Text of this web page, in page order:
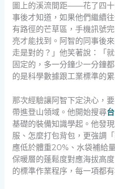
圖上的溪流間距——花了四十
事後才知道，如果他們繼續
有路徑的芒草區，手機訊號
亮才能找到。阿智的同事後
走是對的？」他笑著說：「
固定的，多一分鐘少一分鐘
的是科學數據跟工業標準的累
那次經驗讓阿智下定決心，
帶進登山領域。他開始搜尋
基礎的裝備知識學起。他發
服、怎麼打包背包，更強調
應低於體重20%、水袋補給
保暖層的蓬鬆度對應海拔高
的標準作業程序，每一項都